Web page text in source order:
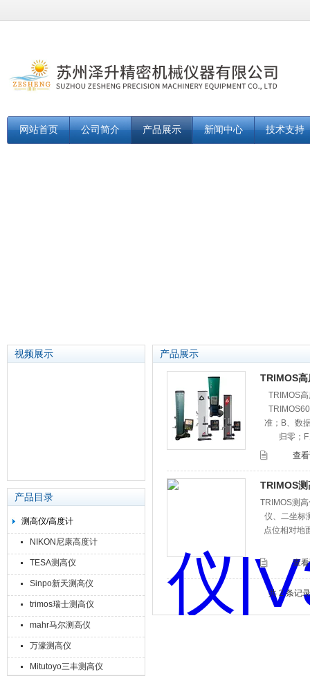
网站首页 公司简介 产品展示 新闻中心 技术支持
视频展示
产品目录
测高仪/高度计
NIKON尼康高度计
TESA测高仪
Sinpo新天测高仪
trimos瑞士测高仪
mahr马尔测高仪
万濠测高仪
Mitutoyo三丰测高仪
产品展示
TRIMOS
TRIMOS
准；B、数
归零；
查
TRIMOS
TRIMOS测
仪、二坐标
点位相对地
查
共 2 条记